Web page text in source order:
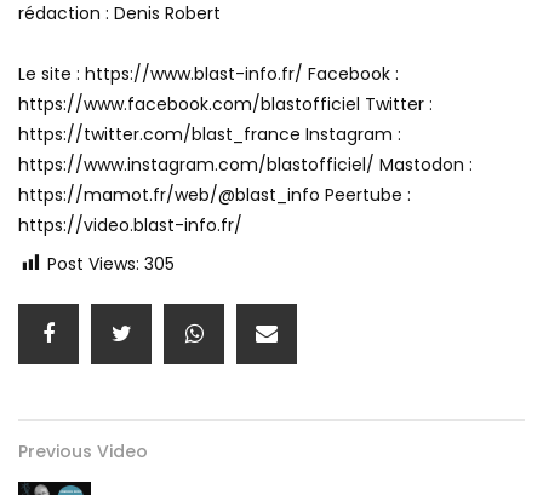
rédaction : Denis Robert
Le site : https://www.blast-info.fr/ Facebook :
https://www.facebook.com/blastofficiel Twitter :
https://twitter.com/blast_france Instagram :
https://www.instagram.com/blastofficiel/ Mastodon :
https://mamot.fr/web/@blast_info Peertube :
https://video.blast-info.fr/
Post Views: 305
Previous Video